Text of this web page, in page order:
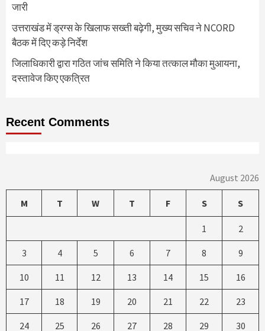
जारी
उत्तराखंड में ड्रग्स के खिलाफ सख्ती बढ़ेगी, मुख्य सचिव ने NCORD
बैठक में दिए कड़े निर्देश
जिलाधिकारी द्वारा गठित जांच समिति ने किया तत्काल मौका मुआयना,
दस्तावेज किए एकत्रित
Recent Comments
August 2026
M T W T F S S
1 2
3 4 5 6 7 8 9
10 11 12 13 14 15 16
17 18 19 20 21 22 23
24 25 26 27 28 29 30